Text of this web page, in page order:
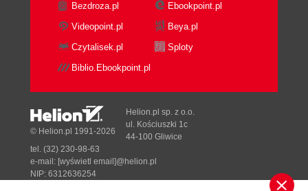
Tworzenie nowych elementów <div> (111)
Zmiana szerokości i koloru tła strony (114)
Zmiana istniejącej zawartości i formatowania (115)
Wstawianie tekstu tymczasowego (119)
Edycja stopki (119)
Testowanie zgodności przeglądarki (120)
6. Kaskadowe arkusze stylów (CSS) (122)
Tematyka lekcji (122)
Podgląd ukończonego projektu (124)
Obsługa panelu CSS Styles (Style CSS) (124)
Bezdroza.pl
Ebookpoint.pl
Videopoint.pl
Beya.pl
Czytalisek.pl
Sploty
Biblio.Ebookpoint.pl
© Helion.pl 1991-2026
Helion.pl sp. z o.o.
ul. Kościuszki 1c
44-100 Gliwice
tel. (32) 230-98-63
e-mail: [wyświetl email]@helion.pl
NIP: 6312636254